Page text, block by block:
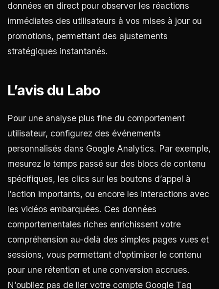
données en direct pour observer les réactions
immédiates des utilisateurs à vos mises à jour ou
promotions, permettant des ajustements
stratégiques instantanés.
L’avis du Labo
Pour une analyse plus fine du comportement
utilisateur, configurez des événements
personnalisés dans Google Analytics. Par exemple,
mesurez le temps passé sur des blocs de contenu
spécifiques, les clics sur les boutons d’appel à
l’action importants, ou encore les interactions avec
les vidéos embarquées. Ces données
comportementales riches enrichissent votre
compréhension au-delà des simples pages vues et
sessions, vous permettant d’optimiser le contenu
pour une rétention et une conversion accrues.
N’oubliez pas de lier votre compte Google Tag